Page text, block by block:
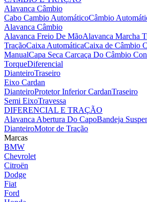
Alavanca Câmbio
Cabo Cambio AutomáticoCâmbio
Alavanca Câmbio
Alavanca Freio De MãoAlavanca Marcha
TraçãoCaixa AutomáticaCaixa de Câmbio
ManualCapa Seca Carcaça Do Câmbio
TorqueDiferencial
DianteiroTraseiro
Eixo Cardan
DianteiroProtetor Inferior CardanTraseiro
Semi EixoTravessa
DIFERENCIAL E TRAÇÃO
Alavanca Abertura Do CapoBandeja
DianteiroMotor de Tração
Marcas
BMW
Chevrolet
Citroën
Dodge
Fiat
Ford